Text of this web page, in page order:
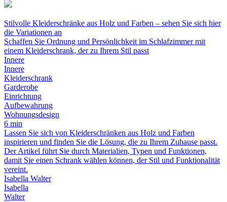
Stilvolle Kleiderschränke aus Holz und Farben – sehen Sie sich hier
die Variationen an
Schaffen Sie Ordnung und Persönlichkeit im Schlafzimmer mit
einem Kleiderschrank, der zu Ihrem Stil passt
Innere
Innere
Kleiderschrank
Garderobe
Einrichtung
Aufbewahrung
Wohnungsdesign
6 min
Lassen Sie sich von Kleiderschränken aus Holz und Farben
inspirieren und finden Sie die Lösung, die zu Ihrem Zuhause passt.
Der Artikel führt Sie durch Materialien, Typen und Funktionen,
damit Sie einen Schrank wählen können, der Stil und Funktionalität
vereint.
Isabella Walter
Isabella
Walter